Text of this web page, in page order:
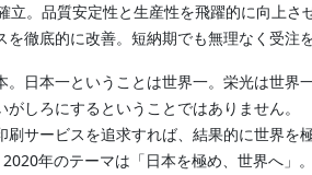
立。品質安定性と生産性を飛躍的に向上
徹底的に改善。短納期でも無理なく受注
。日本一ということは世界一。栄光は世界
しろにするということではありません。
刷サービスを追求すれば、結果的に世界を
年のテーマは「日本を極め、世界へ」